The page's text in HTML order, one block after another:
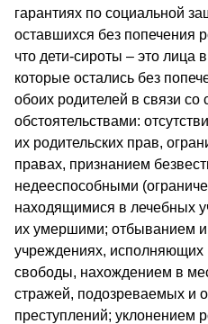
гарантиях по социальной
оставшихся без попечения
что дети-сироты – это лица
которые остались без
обоих родителей в связи
обстоятельствами:
их родительских прав,
правах, признанием
недееспособными
находящимися в лечебных
их умершими; отбыванием
учреждениях, исполняющих
свободы, нахождением в
стражей, подозреваемых и
преступлений; уклонением